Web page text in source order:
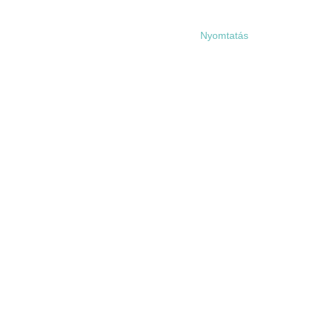
Nyomtatás